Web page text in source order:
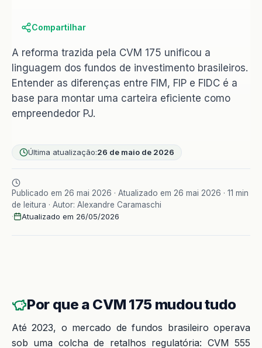
Compartilhar
A reforma trazida pela CVM 175 unificou a
linguagem dos fundos de investimento brasileiros.
Entender as diferenças entre FIM, FIP e FIDC é a
base para montar uma carteira eficiente como
empreendedor PJ.
Última atualização:26 de maio de 2026
Publicado em 26 mai 2026 · Atualizado em 26 mai 2026 · 11 min
de leitura · Autor: Alexandre Caramaschi
·
Atualizado em 26/05/2026
Por que a CVM 175 mudou tudo
Até 2023, o mercado de fundos brasileiro operava
sob uma colcha de retalhos regulatória: CVM 555